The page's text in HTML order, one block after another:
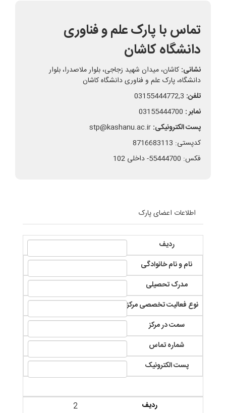
تماس با پارک علم و فناوری
دانشگاه کاشان
نشانی: کاشان، میدان شهید زجاجی، بلوار ملاصدرا، بلوار
دانشگاه، پارک علم و فناوری دانشگاه کاشان
تلفن:
نمابر :
پست الکترونیکی:
کدپستی: 8716683113
فکس: 55444700- داخلی 102
اطلاعات اعضای پارک
ردیف
نام و نام خانوادگی
مدرک تحصیلی
نوع فعالیت تخصصی مرکز
سمت در مرکز
شماره تماس
پست الکترونیک
2